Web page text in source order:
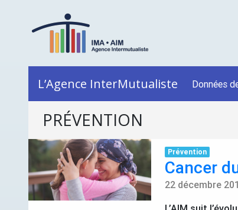
L’Agence InterMutualiste Données
PRÉVENTION
Prévention
Cancer
22 décembre